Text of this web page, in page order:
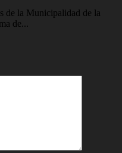
de la Municipalidad de la
de...